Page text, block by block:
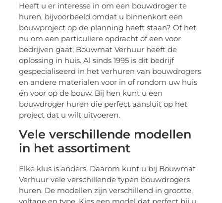
Heeft u er interesse in om een bouwdroger te
huren, bijvoorbeeld omdat u binnenkort een
bouwproject op de planning heeft staan? Of het
nu om een particuliere opdracht of een voor
bedrijven gaat; Bouwmat Verhuur heeft de
oplossing in huis. Al sinds 1995 is dit bedrijf
gespecialiseerd in het verhuren van bouwdrogers
en andere materialen voor in of rondom uw huis
én voor op de bouw. Bij hen kunt u een
bouwdroger huren die perfect aansluit op het
project dat u wilt uitvoeren.
Vele verschillende modellen
in het assortiment
Elke klus is anders. Daarom kunt u bij Bouwmat
Verhuur vele verschillende typen bouwdrogers
huren. De modellen zijn verschillend in grootte,